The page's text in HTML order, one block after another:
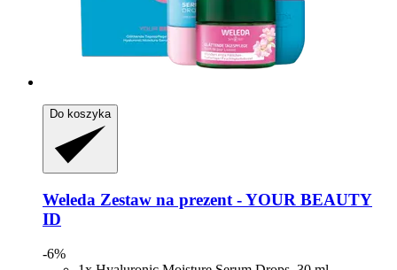
Do koszyka
Weleda Zestaw na prezent -​ YOUR BEAUTY
ID
-6%